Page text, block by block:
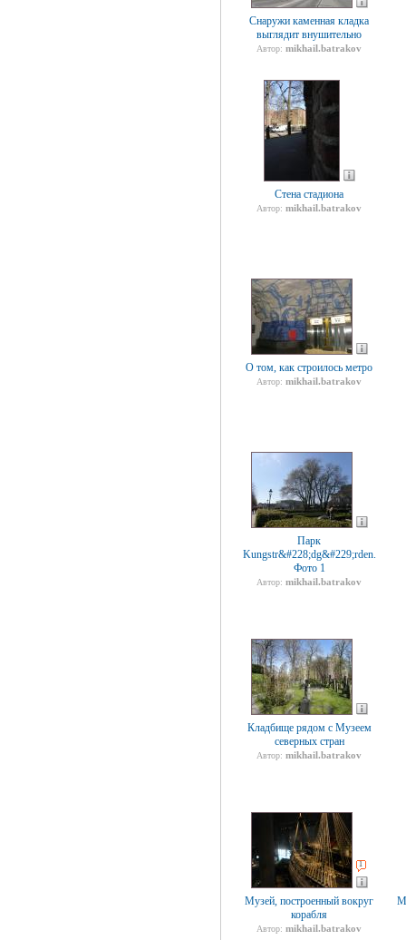
Снаружи каменная кладка
выглядит внушительно
Автор: mikhail.batrakov
Стена стадиона
Автор: mikhail.batrakov
О том, как строилось метро
Автор: mikhail.batrakov
Парк
Kungstr&#228;dg&#229;rden.
Фото 1
Автор: mikhail.batrakov
Кладбище рядом с Музеем
северных стран
Автор: mikhail.batrakov
1
Музей, построенный вокруг
корабля
Автор: mikhail.batrakov